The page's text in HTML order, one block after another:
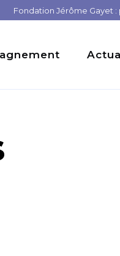
Fondation Jérôme Gayet